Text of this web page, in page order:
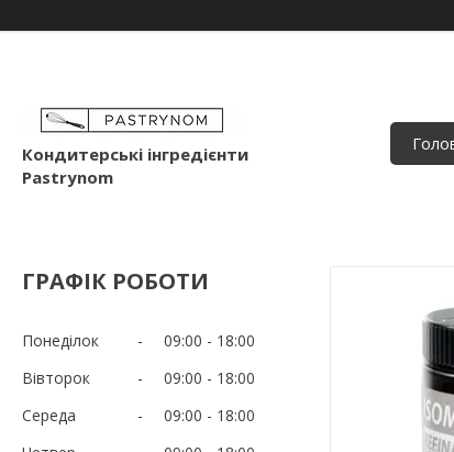
Кондитерські інгредієнти
Pastrynom
ГРАФІК РОБОТИ
Понеділок 09:00
18:00
Вівторок
09:00
18:00
Середа
09:00
18:00